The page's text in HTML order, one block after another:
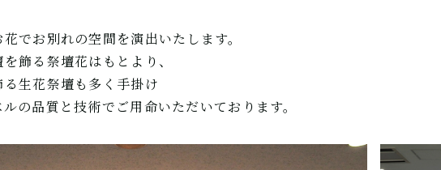
でお別れの空間を演出いたします。
飾る祭壇花はもとより、
生花祭壇も多く手掛け
の品質と技術でご用命いただいております。